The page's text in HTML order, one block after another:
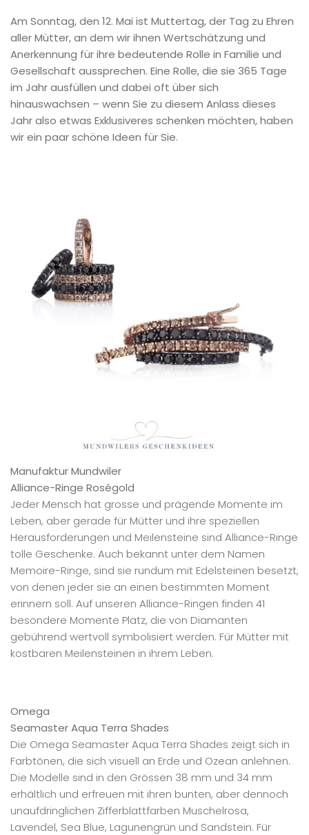
Am Sonntag, den 12. Mai ist Muttertag, der Tag zu Ehren
aller Mütter, an dem wir ihnen Wertschätzung und
Anerkennung für ihre bedeutende Rolle in Familie und
Gesellschaft aussprechen. Eine Rolle, die sie 365 Tage
im Jahr ausfüllen und dabei oft über sich
hinauswachsen – wenn Sie zu diesem Anlass dieses
Jahr also etwas Exklusiveres schenken möchten, haben
wir ein paar schöne Ideen für Sie.
Manufaktur Mundwiler
Alliance-Ringe Roségold
Jeder Mensch hat grosse und prägende Momente im
Leben, aber gerade für Mütter und ihre speziellen
Herausforderungen und Meilensteine sind Alliance-Ringe
tolle Geschenke. Auch bekannt unter dem Namen
Memoire-Ringe, sind sie rundum mit Edelsteinen besetzt,
von denen jeder sie an einen bestimmten Moment
erinnern soll. Auf unseren Alliance-Ringen finden 41
besondere Momente Platz, die von Diamanten
gebührend wertvoll symbolisiert werden. Für Mütter mit
kostbaren Meilensteinen in ihrem Leben.
Omega
Seamaster Aqua Terra Shades
Die Omega Seamaster Aqua Terra Shades zeigt sich in
Farbtönen, die sich visuell an Erde und Ozean anlehnen.
Die Modelle sind in den Grössen 38 mm und 34 mm
erhältlich und erfreuen mit ihren bunten, aber dennoch
unaufdringlichen Zifferblattfarben Muschelrosa,
Lavendel, Sea Blue, Lagunengrün und Sandstein. Für